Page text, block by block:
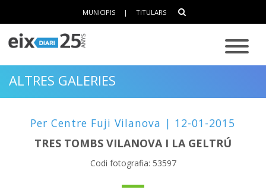
MUNICIPIS | TITULARS
ALTRES GALERIES
Per Centre Fuji Vilanova | 12-01-2015
TRES TOMBS VILANOVA I LA GELTRÚ
Codi fotografia: 53597